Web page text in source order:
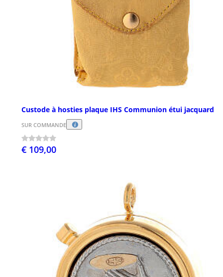
Custode à hosties plaque IHS Communion étui jacquard
SUR COMMANDE
€ 109,00